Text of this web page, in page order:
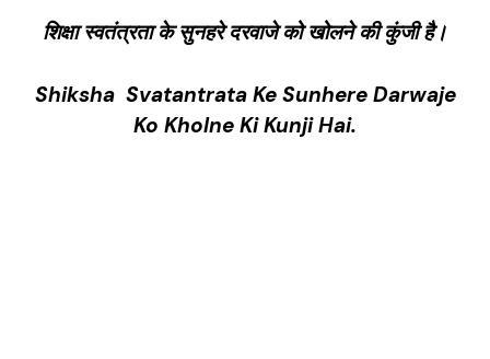
शिक्षा स्वतंत्रता के सुनहरे दरवाजे को खोलने की कुंजी है।
Shiksha Svatantrata Ke Sunhere Darwaje
Ko Kholne Ki Kunji Hai.